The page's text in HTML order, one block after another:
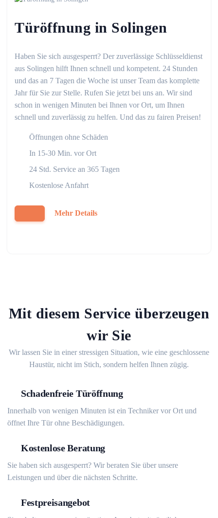
Türöffnung in Solingen
Haben Sie sich ausgesperrt? Der zuverlässige Schlüsseldienst
aus Solingen hilft Ihnen schnell und kompetent. 24 Stunden
und das an 7 Tagen die Woche ist unser Team das komplette
Jahr für Sie zur Stelle. Rufen Sie jetzt bei uns an. Wir sind
schon in wenigen Minuten bei Ihnen vor Ort, um Ihnen
schnell und zuverlässig zu helfen. Und das zu fairen Preisen!
Öffnungen ohne Schäden
In 15-30 Min. vor Ort
24 Std. Service an 365 Tagen
Kostenlose Anfahrt
Mehr Details
Mit diesem Service überzeugen
wir Sie
Wir lassen Sie in einer stressigen Situation, wie eine geschlossene
Haustür, nicht im Stich, sondern helfen Ihnen zügig.
Schadenfreie Türöffnung
Innerhalb von wenigen Minuten ist ein Techniker vor Ort und
öffnet Ihre Tür ohne Beschädigungen.
Kostenlose Beratung
Sie haben sich ausgesperrt? Wir beraten Sie über unsere
Leistungen und über die nächsten Schritte.
Festpreisangebot